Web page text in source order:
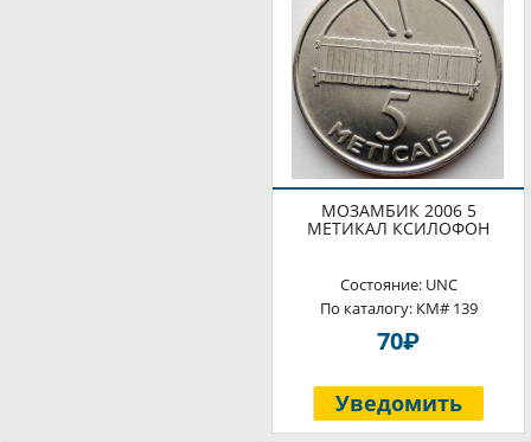
МОЗАМБИК 2006 5
МЕТИКАЛ КСИЛОФОН
Состояние: UNC
По каталогу: КМ# 139
70P
Уведомить